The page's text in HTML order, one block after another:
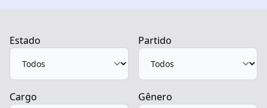
Estado Partido
Cargo Gênero